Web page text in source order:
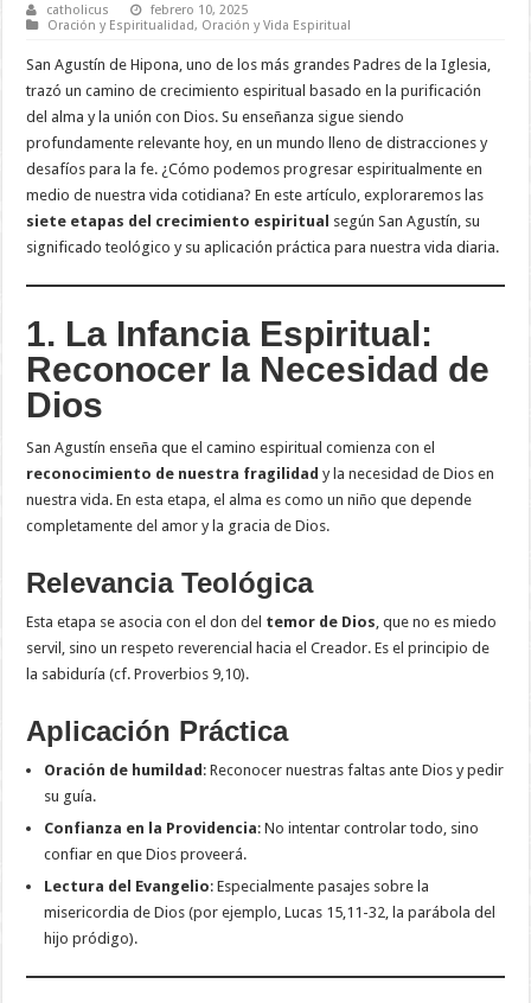
catholicus
febrero 10, 2025
Oración y Espiritualidad, Oración y Vida Espiritual
San Agustín de Hipona, uno de los más grandes Padres de la Iglesia,
trazó un camino de crecimiento espiritual basado en la purificación
del alma y la unión con Dios. Su enseñanza sigue siendo
profundamente relevante hoy, en un mundo lleno de distracciones y
desafíos para la fe. ¿Cómo podemos progresar espiritualmente en
medio de nuestra vida cotidiana? En este artículo, exploraremos las
siete etapas del crecimiento espiritual según San Agustín, su
significado teológico y su aplicación práctica para nuestra vida diaria.
1. La Infancia Espiritual:
Reconocer la Necesidad de
Dios
San Agustín enseña que el camino espiritual comienza con el
reconocimiento de nuestra fragilidad y la necesidad de Dios en
nuestra vida. En esta etapa, el alma es como un niño que depende
completamente del amor y la gracia de Dios.
Relevancia Teológica
Esta etapa se asocia con el don del temor de Dios , que no es miedo
servil, sino un respeto reverencial hacia el Creador. Es el principio de
la sabiduría (cf. Proverbios 9,10).
Aplicación Práctica
Oración de humildad : Reconocer nuestras faltas ante Dios y pedir
su guía.
Confianza en la Providencia: No intentar controlar todo, sino
confiar en que Dios proveerá.
Lectura del Evangelio: Especialmente pasajes sobre la
misericordia de Dios (por ejemplo, Lucas 15,11-32, la parábola del
hijo pródigo).